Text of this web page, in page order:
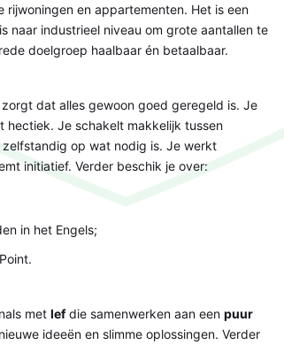
en appartementen. Het is een
naar industrieel niveau om grote aantallen te
doelgroep haalbaar én betaalbaar.
dat alles gewoon goed geregeld is. Je
hectiek. Je schakelt makkelijk tussen
op wat nodig is. Je werkt
initiatief. Verder beschik je over:
in het Engels;
met lefdie samenwerken aan een puur
ideeën en slimme oplossingen. Verder